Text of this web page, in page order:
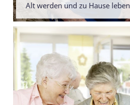
Alt werden und zu Hause leben